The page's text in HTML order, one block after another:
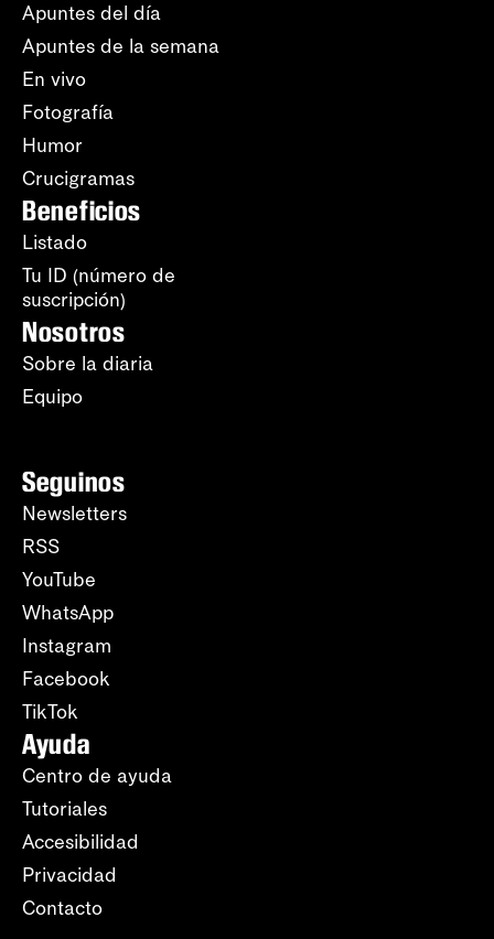
Apuntes del día
Apuntes de la semana
En vivo
Fotografía
Humor
Crucigramas
Beneficios
Listado
Tu ID (número de
suscripción)
Nosotros
Sobre la diaria
Equipo
Seguinos
Newsletters
RSS
YouTube
WhatsApp
Instagram
Facebook
TikTok
Ayuda
Centro de ayuda
Tutoriales
Accesibilidad
Privacidad
Contacto